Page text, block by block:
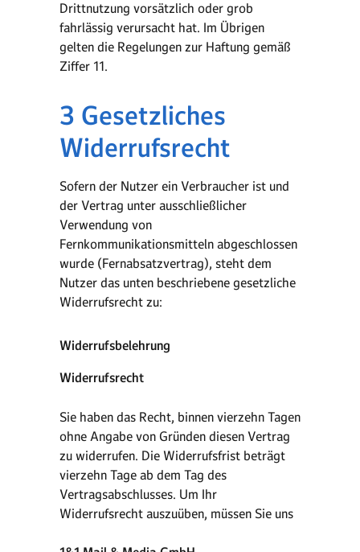
Drittnutzung vorsätzlich oder grob
fahrlässig verursacht hat. Im Übrigen
gelten die Regelungen zur Haftung gemäß
Ziffer 11.
3 Gesetzliches
Widerrufsrecht
Sofern der Nutzer ein Verbraucher ist und
der Vertrag unter ausschließlicher
Verwendung von
Fernkommunikationsmitteln abgeschlossen
wurde (Fernabsatzvertrag), steht dem
Nutzer das unten beschriebene gesetzliche
Widerrufsrecht zu:
Widerrufsbelehrung
Widerrufsrecht
Sie haben das Recht, binnen vierzehn Tagen
ohne Angabe von Gründen diesen Vertrag
zu widerrufen. Die Widerrufsfrist beträgt
vierzehn Tage ab dem Tag des
Vertragsabschlusses. Um Ihr
Widerrufsrecht auszuüben, müssen Sie uns